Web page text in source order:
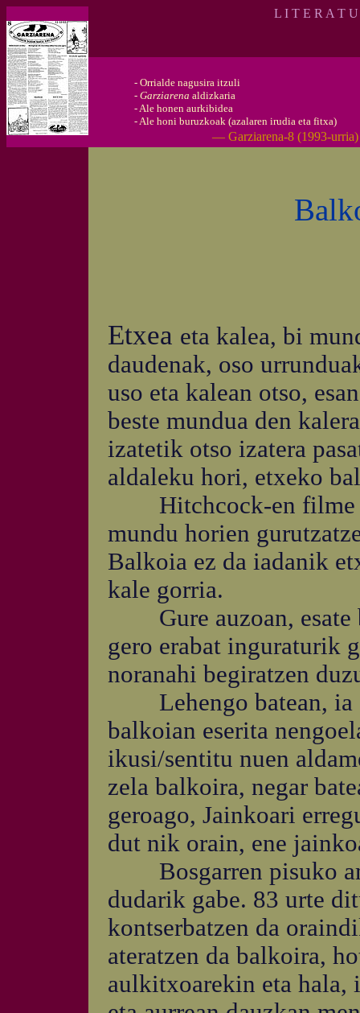
L I T E R A T
- Orrialde nagusira itzuli
- Garziarena aldizkaria
-Ale honen aurkibidea
-Ale honi buruzkoak (azalaren irudia eta fitxa)
— Garziarena-8 (1993-
Etxea eta kalea, bi
daudenak, oso
uso eta kalean otso,
beste mundua den
izatetik otso izatera
aldaleku hori, etxeko
Hitchcock-en filme
mundu horien
Balkoia ez da iadanik
kale gorria.
Gure auzoan, esate
gero erabat inguraturik
noranahi begiratzen
Lehengo batean, ia
balkoian eserita
ikusi/sentitu nuen
zela balkoira, negar
geroago, Jainkoari
dut nik orain, ene
Bosgarren pisuko
dudarik gabe. 83 urte
kontserbatzen da
ateratzen da balkoira,
aulkitxoarekin eta hala,